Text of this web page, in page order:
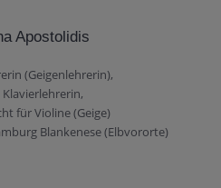
Apostolidis
(Geigenlehrerin),
Klavierlehrerin,
für Violine (Geige)
Blankenese (Elbvororte)